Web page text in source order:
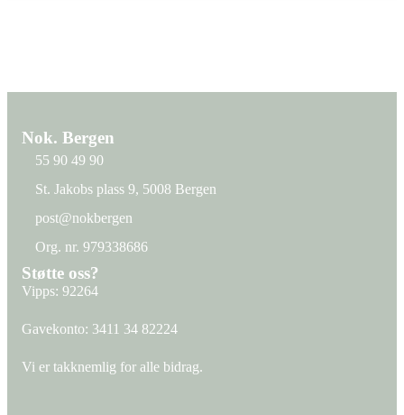
Nok. Bergen
55 90 49 90
St. Jakobs plass 9, 5008 Bergen
St. Jakobs plass 9, 5008 Bergen
post@nokbergen
post@nokbergen
Org. nr. 979338686
Org. nr. 979338686
Støtte oss?
Vipps: 92264
Gavekonto: 3411 34 82224
Vi er takknemlig for alle bidrag.